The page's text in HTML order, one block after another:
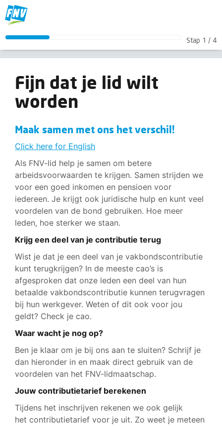
Stap 1 / 4
Fijn dat je lid wilt
worden
Maak samen met ons het verschil!
Click here for English
Als FNV-lid help je samen om betere
arbeidsvoorwaarden te krijgen. Samen strijden we
voor een goed inkomen en pensioen voor
iedereen. Je krijgt ook juridische hulp en kunt veel
voordelen van de bond gebruiken. Hoe meer
leden, hoe sterker we staan.
Krijg een deel van je contributie terug
Wist je dat je een deel van je vakbondscontributie
kunt terugkrijgen? In de meeste cao’s is
afgesproken dat onze leden een deel van hun
betaalde vakbondscontributie kunnen terugvragen
bij hun werkgever. Weten of dit ook voor jou
geldt? Check je cao.
Waar wacht je nog op?
Ben je klaar om je bij ons aan te sluiten? Schrijf je
dan hieronder in en maak direct gebruik van de
voordelen van het FNV-lidmaatschap.
Jouw contributietarief berekenen
Tijdens het inschrijven rekenen we ook gelijk
het contributietarief voor je uit. Zo weet je meteen
Fijn dat je lid wilt worden
Maak samen met ons het verschil!